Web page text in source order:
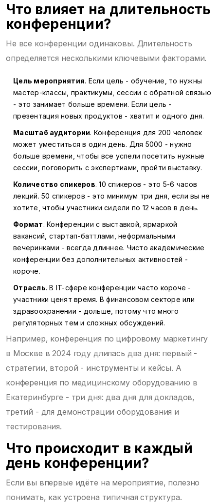
Что влияет на длительность
конференции?
Не все конференции одинаковы. Длительность
определяется несколькими ключевыми факторами.
Цель мероприятия. Если цель - обучение, то нужны
мастер-классы, практикумы, сессии с обратной связью
- это занимает больше времени. Если цель -
презентация новых продуктов - хватит и одного дня.
Масштаб аудитории. Конференция для 200 человек
может уместиться в один день. Для 5000 - нужно
больше времени, чтобы все успели посетить нужные
сессии, поговорить с экспертиами, пройти выставку.
Количество спикеров. 10 спикеров - это 5-6 часов
лекций. 50 спикеров - это минимум три дня, если вы не
хотите, чтобы участники сидели по 12 часов в день.
Формат. Конференции с выставкой, ярмаркой
вакансий, стартап-баттлами, неформальными
вечеринками - всегда длиннее. Чисто академические
конференции без дополнительных активностей -
короче.
Отрасль. В IT-сфере конференции часто короче -
участники ценят время. В финансовом секторе или
здравоохранении - дольше, потому что много
регуляторных тем и сложных обсуждений.
Например, конференция по цифровому маркетингу
в Москве в 2024 году длилась два дня: первый -
стратегии, второй - инструменты и кейсы. А
конференция по медицинскому оборудованию в
Екатеринбурге - три дня: два дня для докладов,
третий - для демонстрации оборудования и
тестирования.
Что происходит в каждый
день конференции?
Если вы впервые идёте на мероприятие, полезно
понимать, как устроена типичная структура.